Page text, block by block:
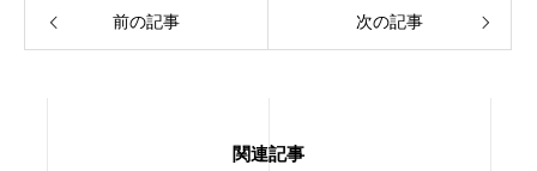
前の記事 次の記事
関連記事